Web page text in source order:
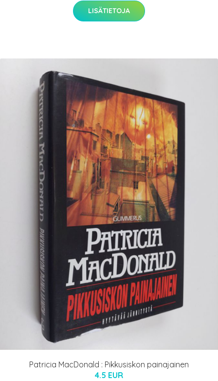
LISÄTIETOJA
Patricia MacDonald : Pikkusiskon painajainen
4.5 EUR